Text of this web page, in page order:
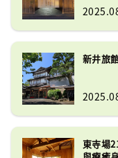
新井旅
東寺場